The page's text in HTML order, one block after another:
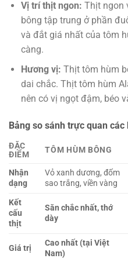
Vị trí thịt ngon: Thịt ngon
bông tập trung ở phần
và đắt giá nhất của tôm
càng.
Hương vị: Thịt tôm hùm
dai chắc. Thịt tôm hùm
nên có vị ngọt đậm, béo
Bảng so sánh trực quan
ĐẶC
ĐIỂM
TÔM HÙM BÔNG
Nhận
dạng
Vỏ xanh dương, đốm
sao trắng, viền vàng
Kết
cấu
thịt
Săn chắc nhất, thớ
dày
Giá trị
Cao nhất (tại Việt
Nam)